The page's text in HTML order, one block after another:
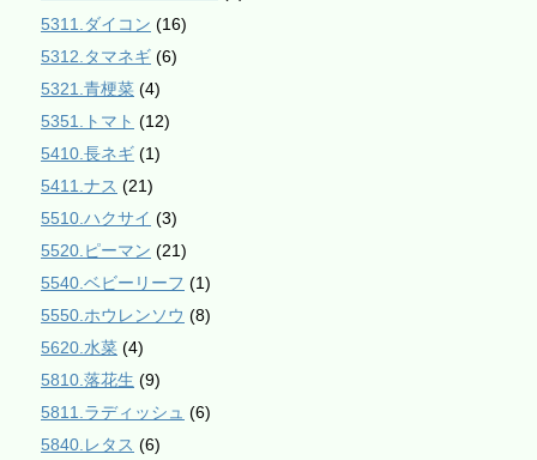
5311.ダイコン (16)
5312.タマネギ (6)
5321.青梗菜 (4)
5351.トマト (12)
5410.長ネギ (1)
5411.ナス (21)
5510.ハクサイ (3)
5520.ピーマン (21)
5540.ベビーリーフ (1)
5550.ホウレンソウ (8)
5620.水菜 (4)
5810.落花生 (9)
5811.ラディッシュ (6)
5840.レタス (6)